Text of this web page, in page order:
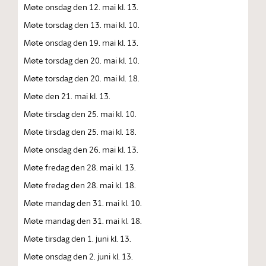
Møte onsdag den 12. mai kl. 13.
Møte torsdag den 13. mai kl. 10.
Møte onsdag den 19. mai kl. 13.
Møte torsdag den 20. mai kl. 10.
Møte torsdag den 20. mai kl. 18.
Møte den 21. mai kl. 13.
Møte tirsdag den 25. mai kl. 10.
Møte tirsdag den 25. mai kl. 18.
Møte onsdag den 26. mai kl. 13.
Møte fredag den 28. mai kl. 13.
Møte fredag den 28. mai kl. 18.
Møte mandag den 31. mai kl. 10.
Møte mandag den 31. mai kl. 18.
Møte tirsdag den 1. juni kl. 13.
Møte onsdag den 2. juni kl. 13.